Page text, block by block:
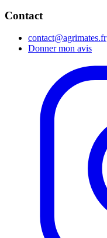
Contact
contact@agrimates.fr
Donner mon avis